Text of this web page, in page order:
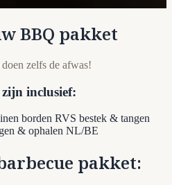
BBQ pakket
zelfs de afwas!
inclusief:
borden RVS bestek & tangen
& ophalen NL/BE
pakket: